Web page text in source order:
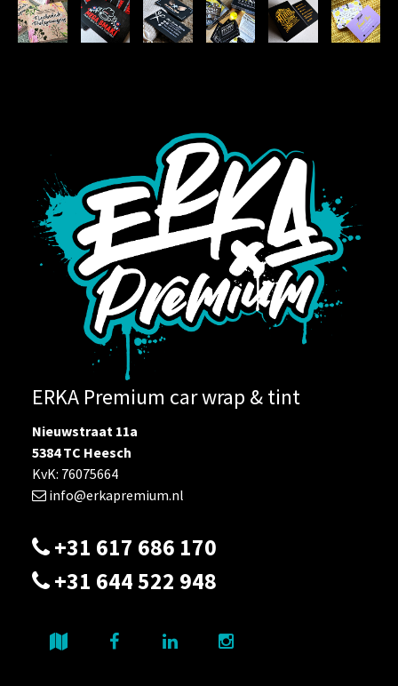
ERKA Premium car wrap & tint
Nieuwstraat 11a
5384 TC Heesch
KvK: 76075664
info@erkapremium.nl
+31 617 686 170
+31 644 522 948